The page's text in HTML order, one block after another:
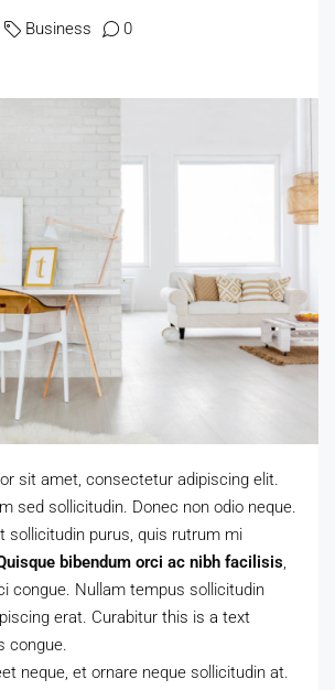
Business 0
sit amet, consectetur adipiscing elit.
sed sollicitudin. Donec non odio neque.
sollicitudin purus, quis rutrum mi
bibendum orci ac nibh facilisis
congue. Nullam tempus sollicitudin
erat. Curabitur this is a text
congue.
neque, et ornare neque sollicitudin at.